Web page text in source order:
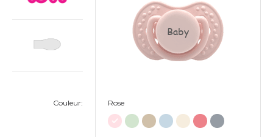
Couleur:
Baby
Rose